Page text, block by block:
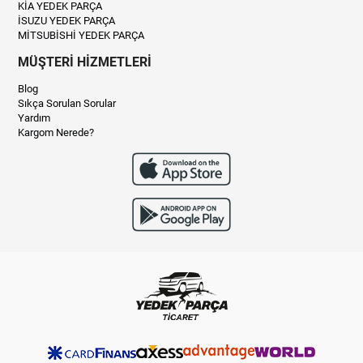
KİA YEDEK PARÇA
İSUZU YEDEK PARÇA
MİTSUBİSHİ YEDEK PARÇA
MÜŞTERİ HİZMETLERİ
Blog
Sıkça Sorulan Sorular
Yardım
Kargom Nerede?